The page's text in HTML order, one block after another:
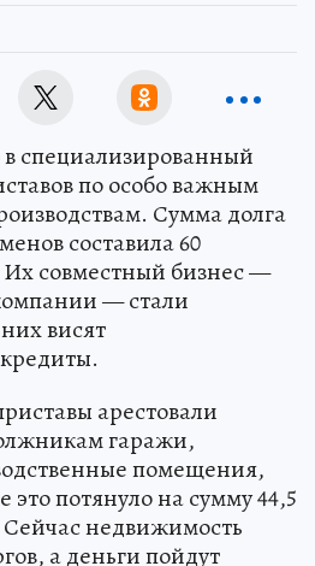
в специализированный
по особо важным
Сумма долга
составила 60
совместный бизнес —
— стали
висят
арестовали
гаражи,
помещения,
потянуло на сумму 44,5
недвижимость
а деньги пойдут